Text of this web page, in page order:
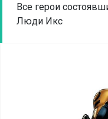
Все герои
Люди Икс